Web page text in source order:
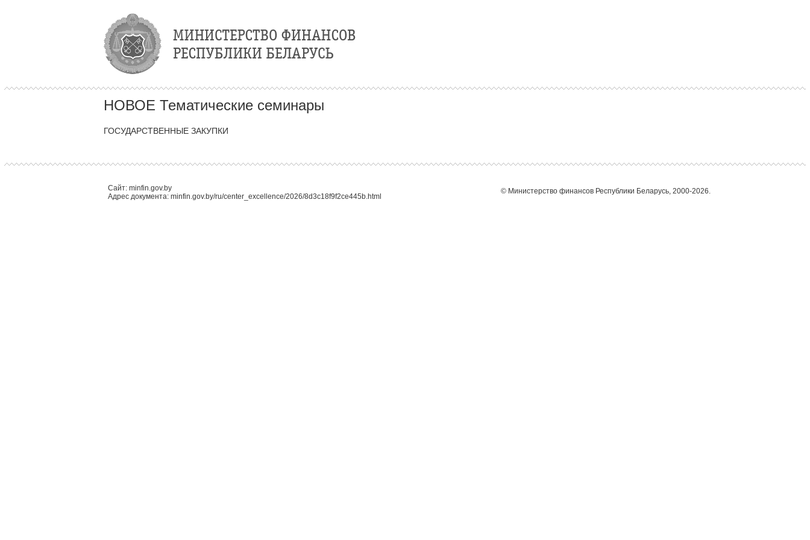
НОВОЕ Тематические семинары
ГОСУДАРСТВЕННЫЕ ЗАКУПКИ
© Министерство финансов Республики Беларусь, 2000-2026.
Сайт: minfin.gov.by
Адрес документа: minfin.gov.by/ru/center_excellence/2026/8d3c18f9f2ce445b.html